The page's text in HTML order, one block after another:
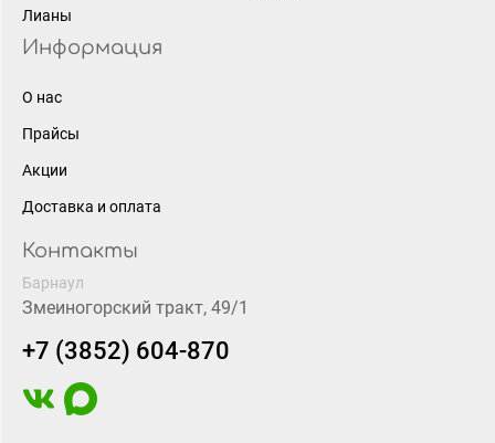
Лианы
Информация
О нас
Прайсы
Акции
Доставка и оплата
Контакты
Барнаул
Змеиногорский тракт, 49/1
+7 (3852) 604-870